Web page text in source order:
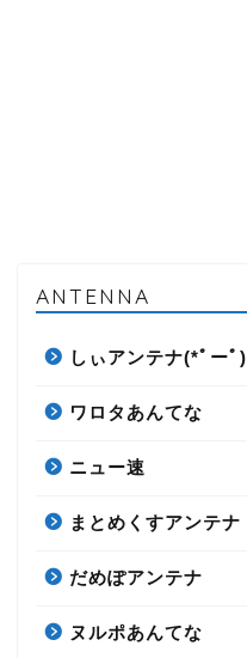
ANTENNA
しぃアンテナ(*ﾟーﾟ)
ワロタあんてな
ニュー速
まとめくすアンテナ
だめぽアンテナ
ヌルポあんてな